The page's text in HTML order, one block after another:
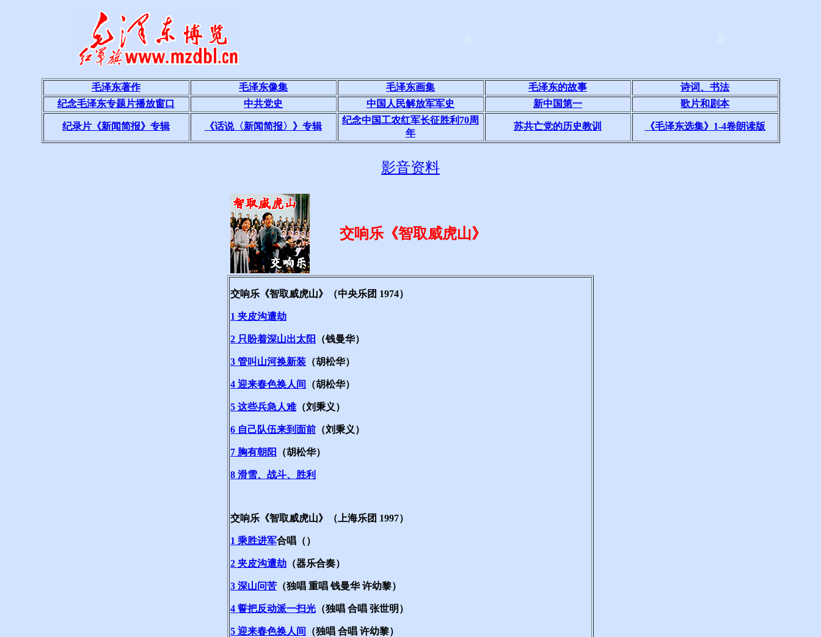
毛泽东著作 毛泽东像集 毛泽东画集 毛泽东的故事
诗词、书法
纪念毛泽东专题片播放窗口
中共党史 中国人民解放军军史 新中国第一 歌片和剧本
纪录片《新闻简报》专辑 《话说〈新闻简报〉》专辑
纪念中国工农红军长征胜利70周
年
苏共亡党的历史教训 《毛泽东选集》1-4卷朗读版
影音资料
交响乐《智取威虎山》
交响乐《智取威虎山》（中央乐团 1974）
1 夹皮沟遭劫
2 只盼着深山出太阳 （钱曼华）
3 管叫山河换新装 （胡松华）
4 迎来春色换人间 （胡松华）
5 这些兵急人难（刘秉义）
6 自己队伍来到面前 （刘秉义）
7 胸有朝阳 （胡松华）
8 滑雪、战斗、胜利
交响乐《智取威虎山》（上海乐团 1997）
1 乘胜进军合唱（）
2 夹皮沟遭劫 （器乐合奏）
3 深山问苦 （独唱 重唱 钱曼华 许幼黎）
4 誓把反动派一扫光 （独唱 合唱 张世明）
5 迎来春色换人间 （独唱 合唱 许幼黎）